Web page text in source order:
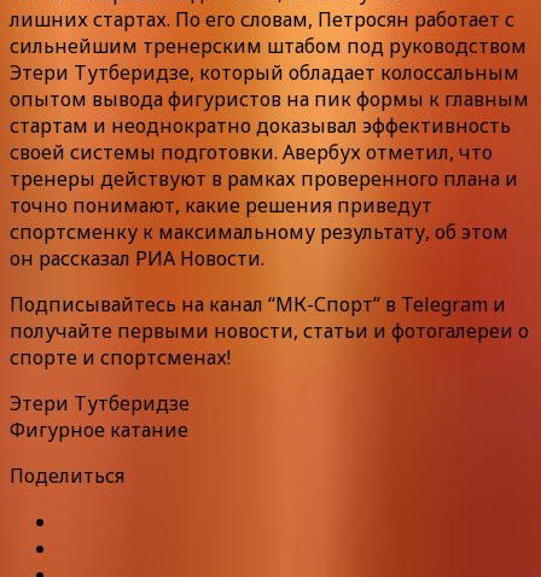
лишних стартах. По его словам, Петросян работает с
сильнейшим тренерским штабом под руководством
Этери Тутберидзе, который обладает колоссальным
опытом вывода фигуристов на пик формы к главным
стартам и неоднократно доказывал эффективность
своей системы подготовки. Авербух отметил, что
тренеры действуют в рамках проверенного плана и
точно понимают, какие решения приведут
спортсменку к максимальному результату, об этом
он рассказал РИА Новости.
Подписывайтесь на канал “МК-Спорт” в Telegram и
получайте первыми новости, статьи и фотогалереи о
спорте и спортсменах!
Этери Тутберидзе
Фигурное катание
Поделиться